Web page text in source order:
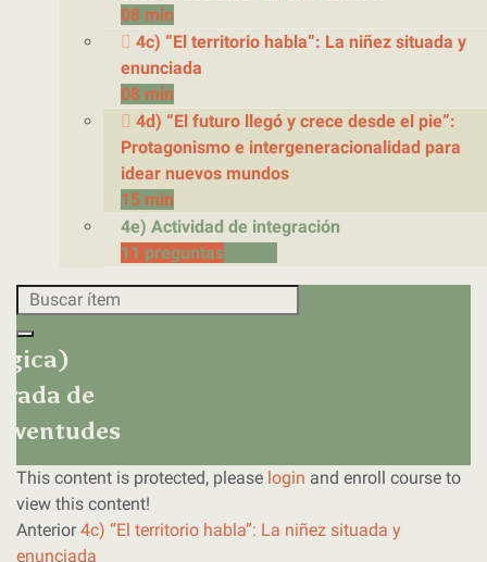
08 min
4c) “El territorio habla”: La niñez situada y
enunciada
08 min
4d) “El futuro llegó y crece desde el pie”:
Protagonismo e intergeneracionalidad para
idear nuevos mundos
15 min
4e) Actividad de integración
11 preguntas
de
This content is protected, please login and enroll course to
view this content!
Anterior 4c) “El territorio habla”: La niñez situada y
enunciada